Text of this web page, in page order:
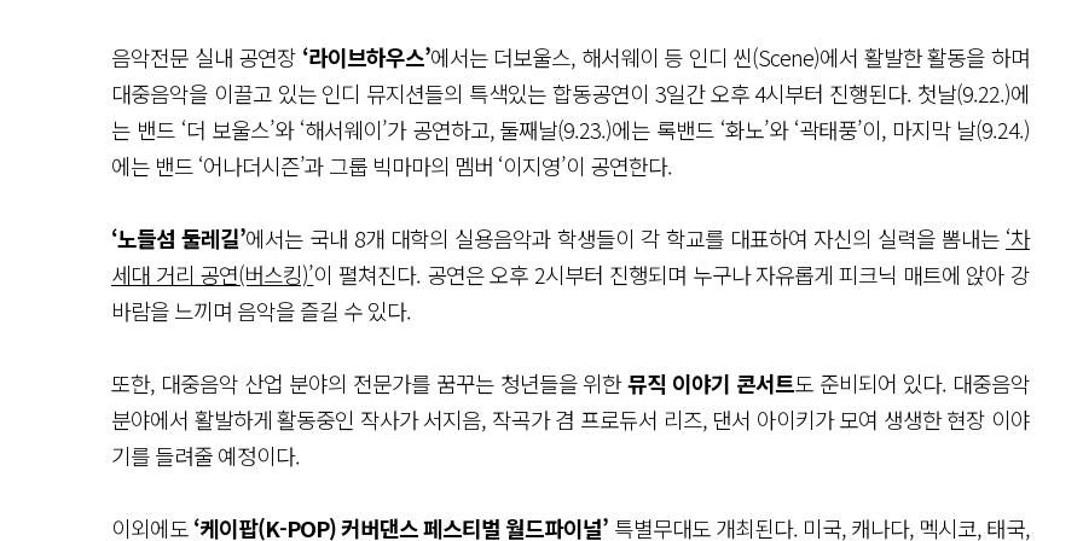
음악전문 실내 공연장 ‘라이브하우스’에서는 더보울스, 해서웨이 등 인디 씬(Scene)에서 활발한 활동을 하며
대중음악을 이끌고 있는 인디 뮤지션들의 특색있는 합동공연이 3일간 오후 4시부터 진행된다. 첫날(9.22.)에
는 밴드 ‘더 보울스’와 ‘해서웨이’가 공연하고, 둘째날(9.23.)에는 록밴드 ‘화노’와 ‘곽태풍’이, 마지막 날(9.24.)
에는 밴드 ‘어나더시즌’과 그룹 빅마마의 멤버 ‘이지영’이 공연한다.
‘노들섬 둘레길’에서는 국내 8개 대학의 실용음악과 학생들이 각 학교를 대표하여 자신의 실력을 뽐내는 ‘차
세대 거리 공연(버스킹)’이 펼쳐진다. 공연은 오후 2시부터 진행되며 누구나 자유롭게 피크닉 매트에 앉아 강
바람을 느끼며 음악을 즐길 수 있다.
또한, 대중음악 산업 분야의 전문가를 꿈꾸는 청년들을 위한뮤직 이야기 콘서트도 준비되어 있다. 대중음악
분야에서 활발하게 활동중인 작사가 서지음, 작곡가 겸 프로듀서 리즈, 댄서 아이키가 모여 생생한 현장 이야
기를 들려줄 예정이다.
이외에도‘케이팝(K-POP) 커버댄스 페스티벌 월드파이널’ 특별무대도 개최된다. 미국, 캐나다, 멕시코, 태국,